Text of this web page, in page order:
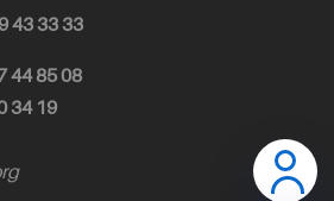
43 33 33
44 85 08
34 19